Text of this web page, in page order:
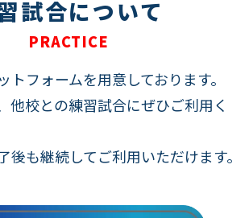
試合について
PRACTICE
トフォームを用意しております。
他校との練習試合にぜひご利用く
後も継続してご利用いただけます。